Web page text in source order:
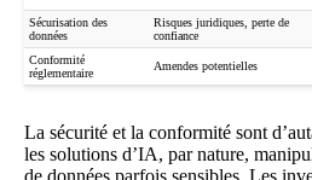
Sécurisation des
données
Risques juridiques, perte de
confiance
Conformité
réglementaire
Amendes potentielles
La sécurité et la conformité sont
les solutions d’IA, par nature,
de données parfois sensibles. Les